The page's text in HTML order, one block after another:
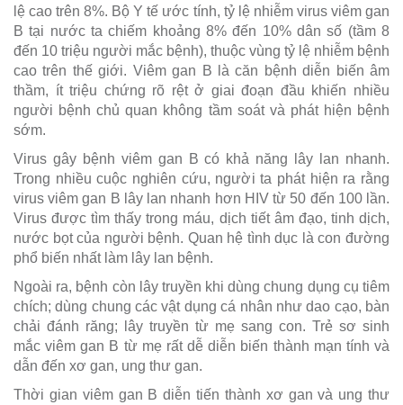
lệ cao trên 8%. Bộ Y tế ước tính, tỷ lệ nhiễm virus viêm gan
B tại nước ta chiếm khoảng 8% đến 10% dân số (tầm 8
đến 10 triệu người mắc bệnh), thuộc vùng tỷ lệ nhiễm bệnh
cao trên thế giới. Viêm gan B là căn bệnh diễn biến âm
thầm, ít triệu chứng rõ rệt ở giai đoạn đầu khiến nhiều
người bệnh chủ quan không tầm soát và phát hiện bệnh
sớm.
Virus gây bệnh viêm gan B có khả năng lây lan nhanh.
Trong nhiều cuộc nghiên cứu, người ta phát hiện ra rằng
virus viêm gan B lây lan nhanh hơn HIV từ 50 đến 100 lần.
Virus được tìm thấy trong máu, dịch tiết âm đạo, tinh dịch,
nước bọt của người bệnh. Quan hệ tình dục là con đường
phổ biến nhất làm lây lan bệnh.
Ngoài ra, bệnh còn lây truyền khi dùng chung dụng cụ tiêm
chích; dùng chung các vật dụng cá nhân như dao cạo, bàn
chải đánh răng; lây truyền từ mẹ sang con. Trẻ sơ sinh
mắc viêm gan B từ mẹ rất dễ diễn biến thành mạn tính và
dẫn đến xơ gan, ung thư gan.
Thời gian viêm gan B diễn tiến thành xơ gan và ung thư